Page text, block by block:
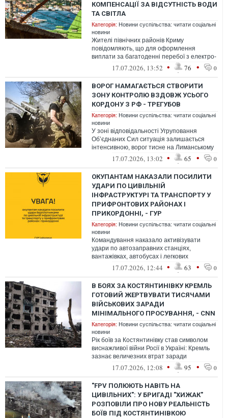
КОМПЕНСАЦІЇ ЗА ВІДСУТНІСТЬ ВОДИ
ТА СВІТЛА
Категорія: Новини суспільства: читати соціальні
новини
Жителі північних районів Криму
повідомляють, що для оформлення
виплати за багатоденні перебої з електро-
та водопостачанням окупанти вимагають
17.07.2026, 13:52 • 76 • 0
ВОРОГ НАМАГАЄТЬСЯ СТВОРИТИ
ЗОНУ КОНТРОЛЮ ВЗДОВЖ УСЬОГО
КОРДОНУ З РФ - ТРЕГУБОВ
Категорія: Новини суспільства: читати соціальні
новини
У зоні відповідальності Угруповання
Об’єднаних Сил ситуація залишається
інтенсивною, ворог тисне на Лиманському
та Куп’янському напрямках.
17.07.2026, 13:02 • 65 • 0
ОКУПАНТАМ НАКАЗАЛИ ПОСИЛИТИ
УДАРИ ПО ЦИВІЛЬНІЙ
ІНФРАСТРУКТУРІ ТА ТРАНСПОРТУ У
ПРИФРОНТОВИХ РАЙОНАХ І
ПРИКОРДОННІ, - ГУР
Категорія: Новини суспільства: читати соціальні
новини
Командування наказало активізувати
удари по автозаправних станціях,
вантажівках, автобусах і легкових
автомобілях.17.07.2026, 12:44 • 63 • 0
В БОЯХ ЗА КОСТЯНТИНІВКУ КРЕМЛЬ
ГОТОВИЙ ЖЕРТВУВАТИ ТИСЯЧАМИ
ВІЙСЬКОВИХ ЗАРАДИ
МІНІМАЛЬНОГО ПРОСУВАННЯ, - СNN
Категорія: Новини суспільства: читати соціальні
новини
Рік боїв за Костянтинівку став символом
виснажливої війни Росії в Україні: Кремль
зазнає величезних втрат заради
незначних територіальних здобутків. О...
17.07.2026, 12:08 • 95 • 0
"FPV ПОЛЮЮТЬ НАВІТЬ НА
ЦИВІЛЬНИХ": У БРИГАДІ "ХИЖАК"
РОЗПОВІЛИ ПРО НОВУ РЕАЛЬНІСТЬ
БОЇВ ПІД КОСТЯНТИНІВКОЮ